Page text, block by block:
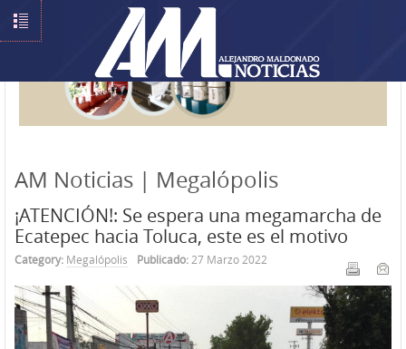
AM Noticias | Megalópolis
¡ATENCIÓN!: Se espera una megamarcha de
Ecatepec hacia Toluca, este es el motivo
Category: Megalópolis Publicado: 27 Marzo 2022